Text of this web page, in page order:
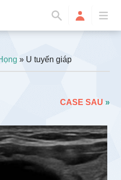
» U tuyến giáp
CASE SAU »